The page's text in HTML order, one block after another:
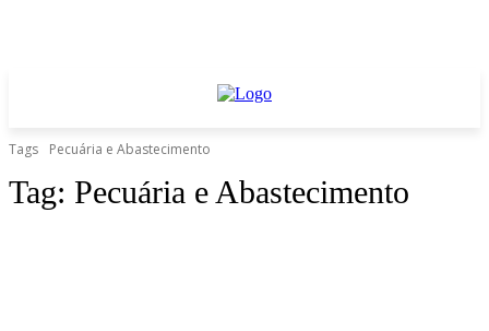
Tags Pecuária e Abastecimento
Tag: Pecuária e Abastecimento